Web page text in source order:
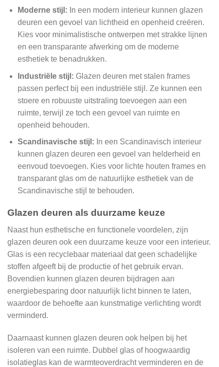
Moderne stijl: In een modern interieur kunnen glazen
deuren een gevoel van lichtheid en openheid creëren.
Kies voor minimalistische ontwerpen met strakke lijnen
en een transparante afwerking om de moderne
esthetiek te benadrukken.
Industriële stijl: Glazen deuren met stalen frames
passen perfect bij een industriële stijl. Ze kunnen een
stoere en robuuste uitstraling toevoegen aan een
ruimte, terwijl ze toch een gevoel van ruimte en
openheid behouden.
Scandinavische stijl: In een Scandinavisch interieur
kunnen glazen deuren een gevoel van helderheid en
eenvoud toevoegen. Kies voor lichte houten frames en
transparant glas om de natuurlijke esthetiek van de
Scandinavische stijl te behouden.
Glazen deuren als duurzame keuze
Naast hun esthetische en functionele voordelen, zijn
glazen deuren ook een duurzame keuze voor een interieur.
Glas is een recyclebaar materiaal dat geen schadelijke
stoffen afgeeft bij de productie of het gebruik ervan.
Bovendien kunnen glazen deuren bijdragen aan
energiebesparing door natuurlijk licht binnen te laten,
waardoor de behoefte aan kunstmatige verlichting wordt
verminderd.
Daarnaast kunnen glazen deuren ook helpen bij het
isoleren van een ruimte. Dubbel glas of hoogwaardig
isolatieglas kan de warmteoverdracht verminderen en de